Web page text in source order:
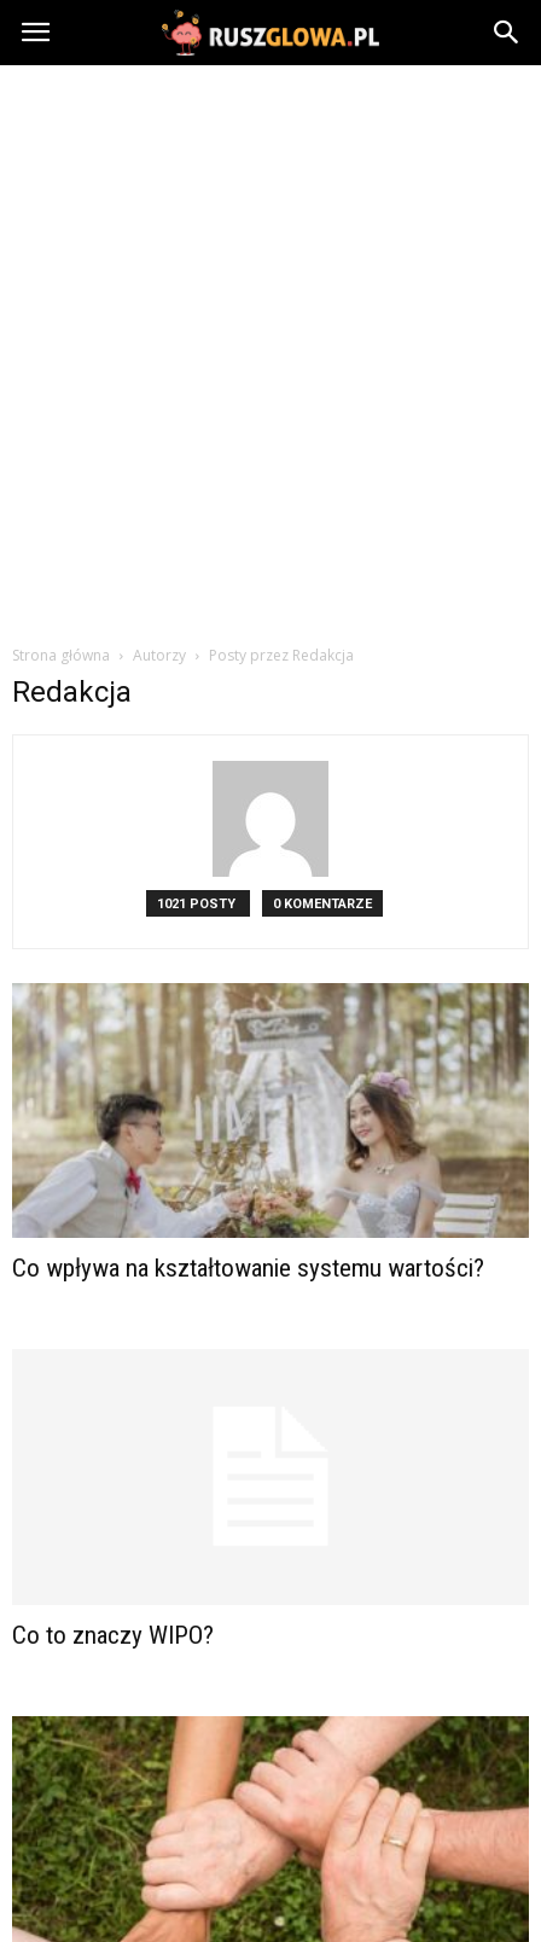
Ruszglowa.pl
Strona główna Autorzy Posty przez Redakcja
Redakcja
1021 POSTY 0 KOMENTARZE
Co wpływa na kształtowanie systemu wartości?
Co to znaczy WIPO?